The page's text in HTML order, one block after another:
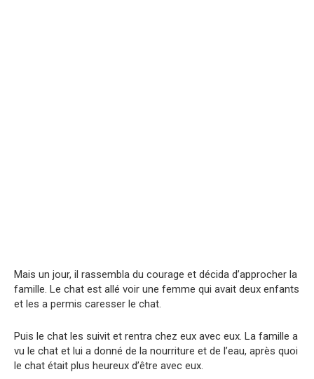
Mais un jour, il rassembla du courage et décida d’approcher la
famille. Le chat est allé voir une femme qui avait deux enfants
et les a permis caresser le chat.
Puis le chat les suivit et rentra chez eux avec eux. La famille a
vu le chat et lui a donné de la nourriture et de l’eau, après quoi
le chat était plus heureux d’être avec eux.